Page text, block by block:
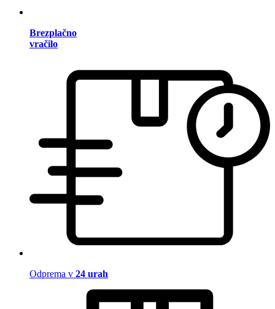
Brezplačno
vračilo
Odprema v 24 urah